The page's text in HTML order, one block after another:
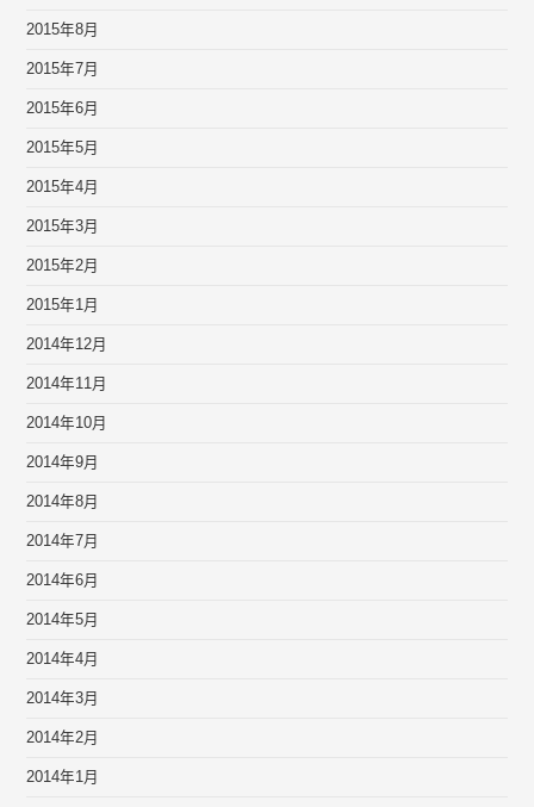
2015年8月
2015年7月
2015年6月
2015年5月
2015年4月
2015年3月
2015年2月
2015年1月
2014年12月
2014年11月
2014年10月
2014年9月
2014年8月
2014年7月
2014年6月
2014年5月
2014年4月
2014年3月
2014年2月
2014年1月